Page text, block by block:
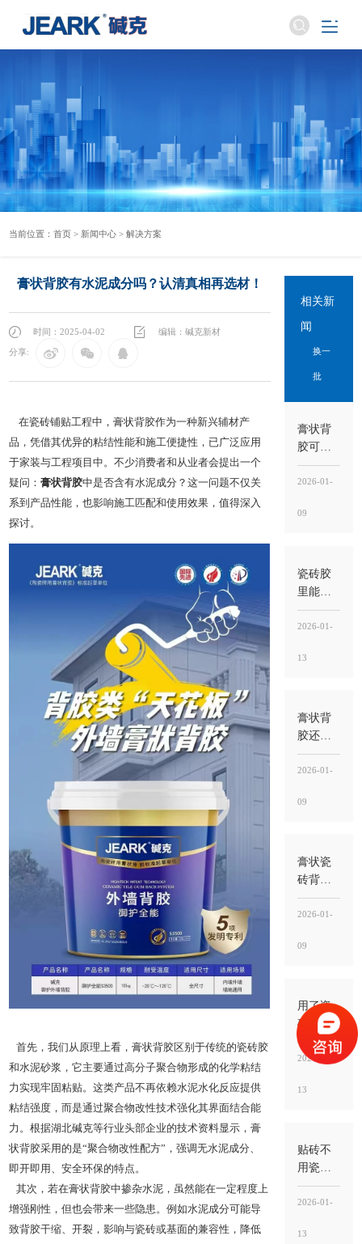
当前位置：首页 > 新闻中心 >解决方案
膏状背胶有水泥成分吗？认清真相再选材！
时间：2025-04-02 编辑：碱克新材
分享:
在瓷砖铺贴工程中，膏状背胶作为一种新兴辅材产
品，凭借其优异的粘结性能和施工便捷性，已广泛应用
于家装与工程项目中。不少消费者和从业者会提出一个
疑问：膏状背胶中是否含有水泥成分？这一问题不仅关
系到产品性能，也影响施工匹配和使用效果，值得深入
探讨。
首先，我们从原理上看，膏状背胶区别于传统的瓷砖胶
和水泥砂浆，它主要通过高分子聚合物形成的化学粘结
力实现牢固粘贴。这类产品不再依赖水泥水化反应提供
粘结强度，而是通过聚合物改性技术强化其界面结合能
力。根据湖北碱克等行业头部企业的技术资料显示，膏
状背胶采用的是“聚合物改性配方”，强调无水泥成分、
即开即用、安全环保的特点。
其次，若在膏状背胶中掺杂水泥，虽然能在一定程度上
增强刚性，但也会带来一些隐患。例如水泥成分可能导
致背胶干缩、开裂，影响与瓷砖或基面的兼容性，降低
相关新
闻
换一
批
膏状背
胶可以
刷地面
吗？能
别刷错
是“刷砖
背”不
是“刷地
面基层”
2026-01-
09
瓷砖胶
里能掺
水泥
吗？不
意掺，
更容易
空鼓
2026-01-
13
膏状背
胶还需
要瓷砖
胶吗？
背胶
砖胶
管“承托
粘结”
2026-01-
09
膏状瓷
砖背胶
好吗？
好不好
头”，而
性”能不
能落到
工地
2026-01-
09
用了瓷
砖胶还
用水泥
吗？能
别混
法”与“用
途”
2026-01-
13
贴砖不
用瓷砖
胶可以
吗？能
要看瓷
2026-01-
13